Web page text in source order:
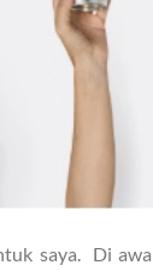
saya. Di